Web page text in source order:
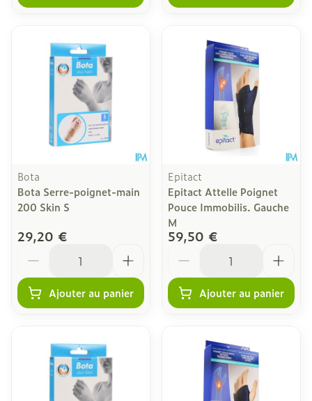
Bota
Bota Serre-poignet-main
200 Skin S
29,20 €
Ajouter au panier
Epitact
Epitact Attelle Poignet
Pouce Immobilis. Gauche
M
59,50 €
Ajouter au panier